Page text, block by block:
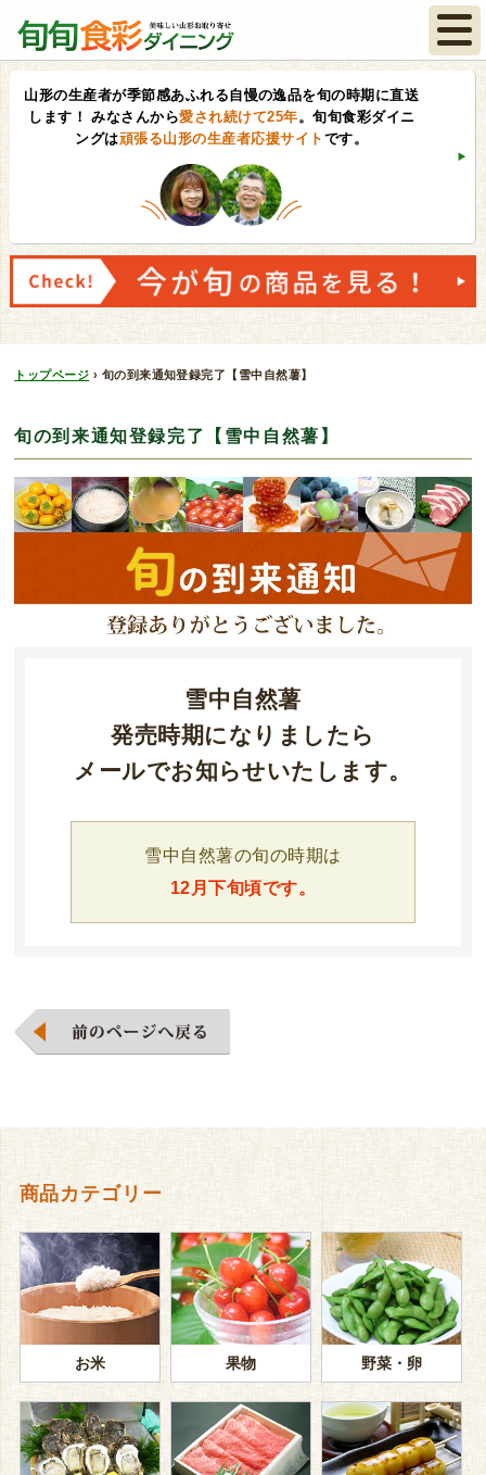
山形の生産者が季節感あふれる自慢の逸品を旬の時期に直送
します！ みなさんから愛され続けて25年。旬旬食彩ダイニ
ングは頑張る山形の生産者応援サイト です。
トップページ › 旬の到来通知登録完了【雪中自然薯】
旬の到来通知登録完了【雪中自然薯】
雪中自然薯
発売時期になりましたら
メールでお知らせいたします。
雪中自然薯の旬の時期は
12月下旬頃です。
商品カテゴリー
お米 果物 野菜・卵